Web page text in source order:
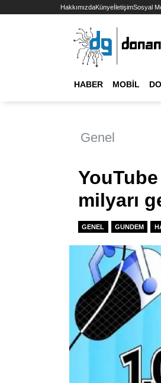
HakkımızdaKünyeİletişimSosyal
HABER MOBIL
Genel
milyarı
GENEL GUNDEM